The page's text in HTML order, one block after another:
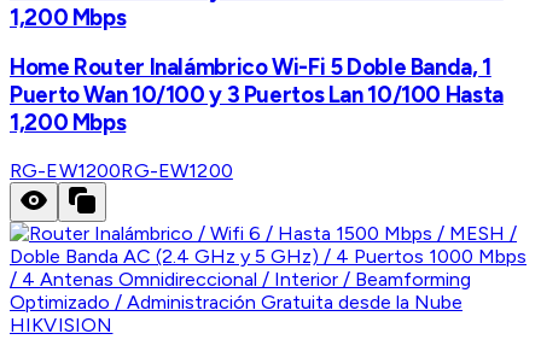
1,200 Mbps
Home Router Inalámbrico Wi-Fi 5 Doble Banda, 1
Puerto Wan 10/100 y 3 Puertos Lan 10/100 Hasta
1,200 Mbps
RG-EW1200RG-EW1200
HIKVISION